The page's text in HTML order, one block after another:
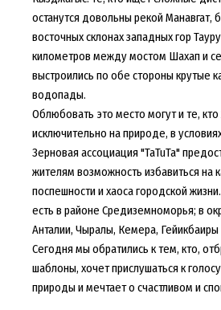
останутся довольны рекой Манавгат,
восточных склонах западных гор
километров между мостом Шахап и
выстроились по обе стороны крутые
водопады.
Облюбовать это место могут и те,
исключительно на природе, в
Зерновая ассоциация "TaTuTa"
жителям возможность избавиться на
поспешности и хаоса городской
есть в районе Средиземноморья; в
Анталии, Чыралы, Кемера,
Сегодня мы обратились к тем, кто,
шаблоны, хочет прислушаться к
природы и мечтает о счастливом и